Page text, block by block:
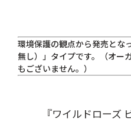
環境保護の観点から発売とな
無し）」タイプです。（オー
もございません。）
『ワイルドローズ